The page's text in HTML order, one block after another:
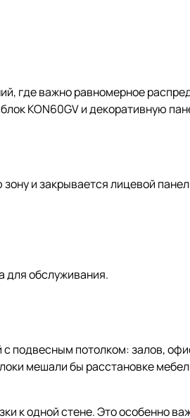
где важно равномерное
KON60GV и декоративную
и закрывается лицевой
для обслуживания.
подвесным потолком: залов,
мешали бы расстановке
к одной стене. Это особенно